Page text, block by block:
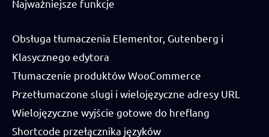
Najważniejsze funkcje
Obsługa tłumaczenia Elementor, Gutenberg i
Klasycznego edytora
Tłumaczenie produktów WooCommerce
Przetłumaczone slugi i wielojęzyczne adresy URL
Wielojęzyczne wyjście gotowe do hreflang
Shortcode przełącznika języków